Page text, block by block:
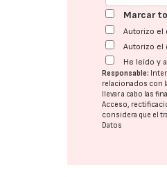
Marcar
Autorizo el
Autorizo el
He leído y
Responsable:
relacionados con
llevar a cabo las
Acceso,
considera que el
Datos